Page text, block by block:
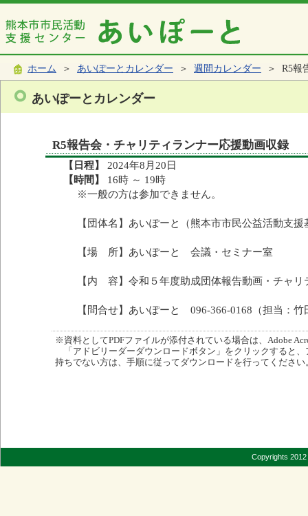
ホーム ＞ あいぽーとカレンダー ＞ 週間カレンダー ＞ R5報
あいぽーとカレンダー
R5報告会・チャリティランナー応援動画収録
【日程】
2024年8月20日
【時間】
16時 ～ 19時
※一般の方は参加できません。
【団体名】あいぽーと（熊本市市民公益活動支援
【場 所】あいぽーと 会議・セミナー室
【内 容】令和５年度助成団体報告動画・チャリ
【問合せ】あいぽーと 096-366-0168（担当：竹
※資料としてPDFファイルが添付されている場合は、Adobe
「アドビリーダーダウンロードボタン」をクリックすると
持ちでない方は、手順に従ってダウンロードを行ってください
Copyrights